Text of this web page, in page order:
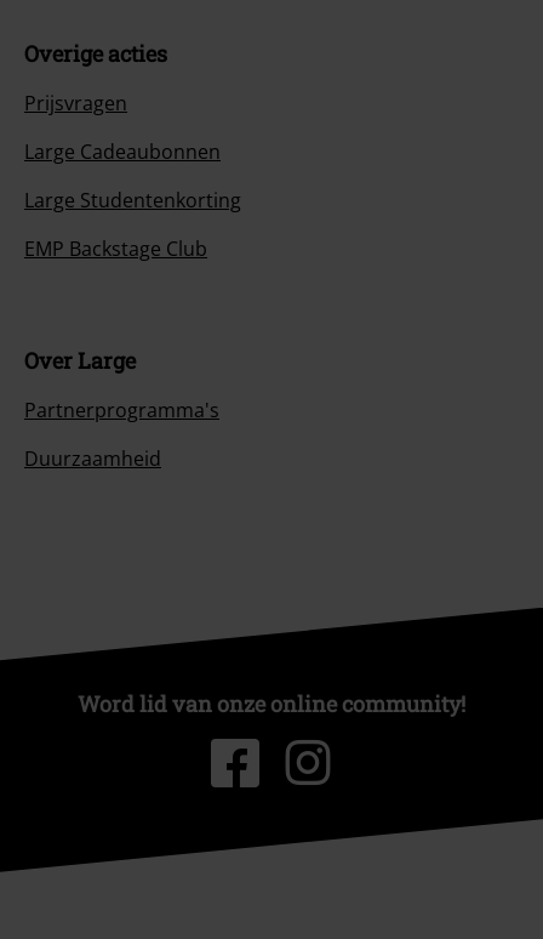
Overige acties
Prijsvragen
Large Cadeaubonnen
Large Studentenkorting
EMP Backstage Club
Over Large
Partnerprogramma's
Duurzaamheid
Word lid van onze online community!